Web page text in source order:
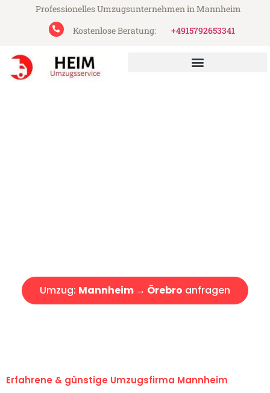
Professionelles Umzugsunternehmen in Mannheim
Kostenlose Beratung:
+4915792653341
Umzug: Mannheim → Örebro anfragen
Erfahrene & günstige Umzugsfirma Mannheim